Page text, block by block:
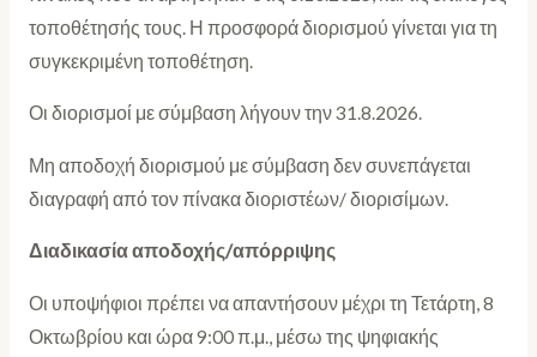
τοποθέτησής τους. Η προσφορά διορισμού γίνεται για τη
συγκεκριμένη τοποθέτηση.
Οι διορισμοί με σύμβαση λήγουν την 31.8.2026.
Μη αποδοχή διορισμού με σύμβαση δεν συνεπάγεται
διαγραφή από τον πίνακα διοριστέων/ διορισίμων.
Διαδικασία αποδοχής/απόρριψης
Οι υποψήφιοι πρέπει να απαντήσουν μέχρι τη Τετάρτη, 8
Οκτωβρίου και ώρα 9:00 π.μ., μέσω της ψηφιακής